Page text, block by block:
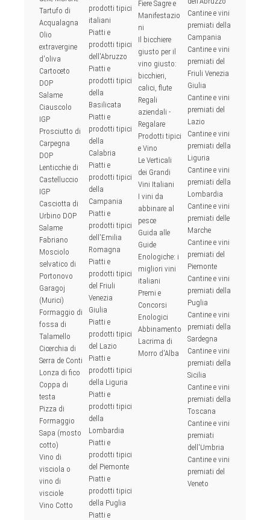
Tartufo di
Acqualagna
Olio
extravergine
d'oliva
Cartoceto
DOP
Salame
Ciauscolo
IGP
Prosciutto di
Carpegna
DOP
Lenticchie di
Castelluccio
IGP
Casciotta di
Urbino DOP
Salame
Fabriano
Mosciolo
selvatico di
Portonovo
Garagoj
(Murici)
Formaggio di
fossa di
Talamello
Cicerchia di
Serra de Conti
Lonza di fico
Coppa di
testa
Pizza di
Formaggio
Sapa (mosto
cotto)
Vino di
visciola o
vino di
visciole
Vino Cotto
prodotti tipici
italiani
Piatti e
prodotti tipici
dell'Abruzzo
Piatti e
prodotti tipici
della
Basilicata
Piatti e
prodotti tipici
della
Calabria
Piatti e
prodotti tipici
della
Campania
Piatti e
prodotti tipici
dell'Emilia
Romagna
Piatti e
prodotti tipici
del Friuli
Venezia
Giulia
Piatti e
prodotti tipici
del Lazio
Piatti e
prodotti tipici
della Liguria
Piatti e
prodotti tipici
della
Lombardia
Piatti e
prodotti tipici
del Piemonte
Piatti e
prodotti tipici
della Puglia
Piatti e
Fiere Sagre e
Manifestazio
ni
Il bicchiere
giusto per il
vino giusto:
bicchieri,
calici, flute
Regali
aziendali -
Regalare
Prodotti tipici
e Vino
Le Verticali
dei Grandi
Vini Italiani
I vini da
abbinare al
pesce
Guida alle
Guide
Enologiche: i
migliori vini
italiani
Premi e
Concorsi
Enologici
Abbinamento
Lacrima di
Morro d'Alba
Cantine e vini
premiati della
Campania
Cantine e vini
premiati del
Friuli Venezia
Giulia
Cantine e vini
premiati del
Lazio
Cantine e vini
premiati della
Liguria
Cantine e vini
premiati della
Lombardia
Cantine e vini
premiati delle
Marche
Cantine e vini
premiati del
Piemonte
Cantine e vini
premiati della
Puglia
Cantine e vini
premiati della
Sardegna
Cantine e vini
premiati della
Sicilia
Cantine e vini
premiati della
Toscana
Cantine e vini
premiati
dell'Umbria
Cantine e vini
premiati del
Veneto